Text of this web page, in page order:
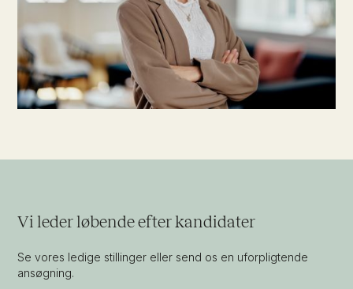
Vi leder løbende efter kandidater
Se vores ledige stillinger eller send os en uforpligtende
ansøgning.